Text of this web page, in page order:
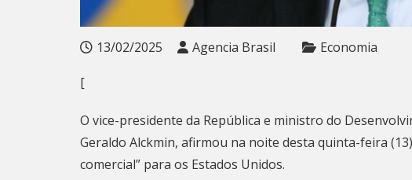
13/02/2025 Agencia Brasil Economia
[
O vice-presidente da República e ministro do
Geraldo Alckmin, afirmou na noite desta quinta-feira
comercial” para os Estados Unidos.